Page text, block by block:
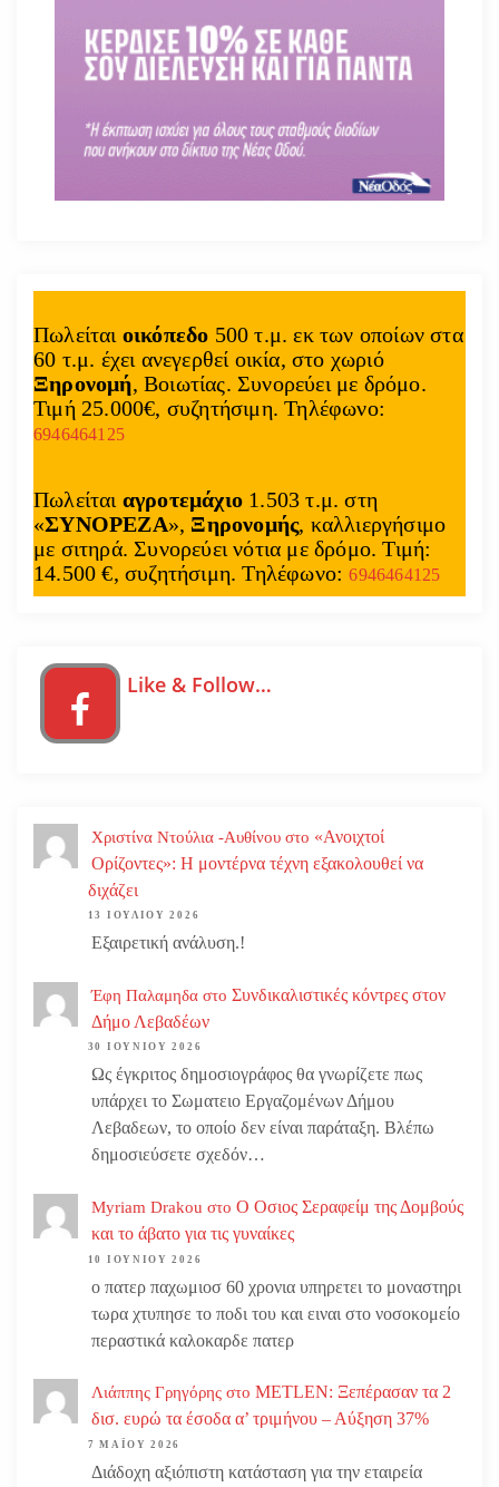
Πωλείται οικόπεδο 500 τ.μ. εκ των οποίων στα
60 τ.μ. έχει ανεγερθεί οικία, στο χωριό
Ξηρονομή, Βοιωτίας. Συνορεύει με δρόμο.
Τιμή 25.000€, συζητήσιμη. Τηλέφωνο:
6946464125
Πωλείται αγροτεμάχιο 1.503 τ.μ. στη
«ΣΥΝΟΡΕΖΑ», Ξηρονομής, καλλιεργήσιμο
με σιτηρά. Συνορεύει νότια με δρόμο. Τιμή:
14.500 €, συζητήσιμη. Τηλέφωνο:6946464125
Like & Follow…
Χριστίνα Ντούλια -Αυθίνου στο «Ανοιχτοί
Ορίζοντες»: Η μοντέρνα τέχνη εξακολουθεί να
διχάζει
13 ΙΟΥΛΊΟΥ 2026
Εξαιρετική ανάλυση.!
Έφη Παλαμηδα στο Συνδικαλιστικές κόντρες στον
Δήμο Λεβαδέων
30 ΙΟΥΝΊΟΥ 2026
Ως έγκριτος δημοσιογράφος θα γνωρίζετε πως
υπάρχει το Σωματειο Εργαζομένων Δήμου
Λεβαδεων, το οποίο δεν είναι παράταξη. Βλέπω
δημοσιεύσετε σχεδόν…
Myriam Drakou στο Ο Οσιος Σεραφείμ της Δομβούς
και το άβατο για τις γυναίκες
10 ΙΟΥΝΊΟΥ 2026
ο πατερ παχωμιοσ 60 χρονια υπηρετει το μοναστηρι
τωρα χτυπησε το ποδι του και ειναι στο νοσοκομείο
περαστικά καλοκαρδε πατερ
Λιάππης Γρηγόρης στο METLEN: Ξεπέρασαν τα 2
δισ. ευρώ τα έσοδα α’ τριμήνου – Αύξηση 37%
7 ΜΑΪ́ΟΥ 2026
Διάδοχη αξιόπιστη κατάσταση για την εταιρεία